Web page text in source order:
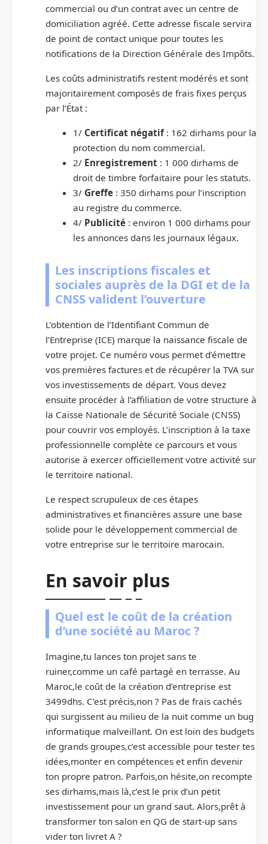
commercial ou d’un contrat avec un centre de
domiciliation agréé. Cette adresse fiscale servira
de point de contact unique pour toutes les
notifications de la Direction Générale des Impôts.
Les coûts administratifs restent modérés et sont
majoritairement composés de frais fixes perçus
par l’État :
1/ Certificat négatif: 162 dirhams pour la
protection du nom commercial.
2/ Enregistrement : 1 000 dirhams de
droit de timbre forfaitaire pour les statuts.
3/ Greffe: 350 dirhams pour l’inscription
au registre du commerce.
4/ Publicité: environ 1 000 dirhams pour
les annonces dans les journaux légaux.
Les inscriptions fiscales et
sociales auprès de la DGI et de la
CNSS valident l’ouverture
L’obtention de l’Identifiant Commun de
l’Entreprise (ICE) marque la naissance fiscale de
votre projet. Ce numéro vous permet d’émettre
vos premières factures et de récupérer la TVA sur
vos investissements de départ. Vous devez
ensuite procéder à l’affiliation de votre structure à
la Caisse Nationale de Sécurité Sociale (CNSS)
pour couvrir vos employés. L’inscription à la taxe
professionnelle complète ce parcours et vous
autorise à exercer officiellement votre activité sur
le territoire national.
Le respect scrupuleux de ces étapes
administratives et financières assure une base
solide pour le développement commercial de
votre entreprise sur le territoire marocain.
En savoir plus
Quel est le coût de la création
d’une société au Maroc ?
Imagine,tu lances ton projet sans te
ruiner,comme un café partagé en terrasse. Au
Maroc,le coût de la création d’entreprise est
3499dhs. C’est précis,non ? Pas de frais cachés
qui surgissent au milieu de la nuit comme un bug
informatique malveillant. On est loin des budgets
de grands groupes,c’est accessible pour tester tes
idées,monter en compétences et enfin devenir
ton propre patron. Parfois,on hésite,on recompte
ses dirhams,mais là,c’est le prix d’un petit
investissement pour un grand saut. Alors,prêt à
transformer ton salon en QG de start-up sans
vider ton livret A ?